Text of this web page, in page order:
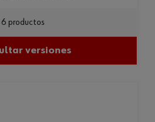
6 productos
versiones